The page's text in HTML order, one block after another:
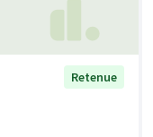
Retenue